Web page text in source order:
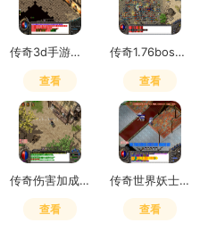
传奇3d手游是赛季制吗怎么玩
查看
传奇1.76boss掉落
查看
传奇伤害加成和致命一击哪个好用
查看
传奇世界妖士有元神吗
查看